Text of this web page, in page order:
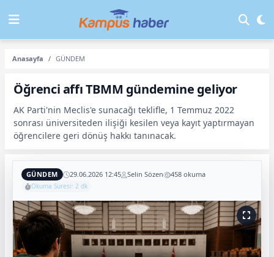
Anasayfa GÜNDEM
Öğrenci affı TBMM gündemine geliyor
AK Parti'nin Meclis'e sunacağı teklifle, 1 Temmuz 2022
sonrası üniversiteden ilişiği kesilen veya kayıt yaptırmayan
öğrencilere geri dönüş hakkı tanınacak.
GÜNDEM 29.06.2026 12:45 Selin Sözen 458 okuma
Okuma Süresi: 2 dk